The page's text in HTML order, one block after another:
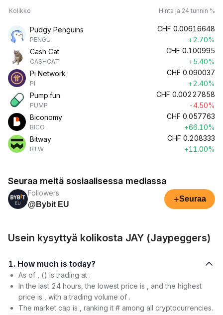
Kolikko Hinta ja 24 tunnin %
Pudgy Penguins
PENGU
CHF 0.00616648
+2.70%
Cash Cat
CASHCAT
CHF 0.100995
+5.40%
Pi Network
PI
CHF 0.090037
+2.40%
Pump.fun
PUMP
CHF 0.00227858
-4.50%
Biconomy
BICO
CHF 0.057763
+66.10%
Bitway
BTW
CHF 0.208333
+11.00%
Seuraa meitä sosiaalisessa mediassa
Followers
@Bybit EU
+Seuraa
Usein kysyttyä kolikosta JAY (Jaypeggers)
1. How much is today?
As of , () is trading at .
In the last 24 hours, the lowest price is , and the highest
price is , with a trading volume of .
The market cap is , ranking it # among all cryptocurrencies.